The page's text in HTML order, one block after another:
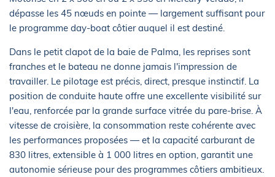
dépasse les 45 nœuds en pointe — largement suffisant pour
le programme day-boat côtier auquel il est destiné.
Dans le petit clapot de la baie de Palma, les reprises sont
franches et le bateau ne donne jamais l'impression de
travailler. Le pilotage est précis, direct, presque instinctif. La
position de conduite haute offre une excellente visibilité sur
l'eau, renforcée par la grande surface vitrée du pare-brise. À
vitesse de croisière, la consommation reste cohérente avec
les performances proposées — et la capacité carburant de
830 litres, extensible à 1 000 litres en option, garantit une
autonomie sérieuse pour des programmes côtiers ambitieux.